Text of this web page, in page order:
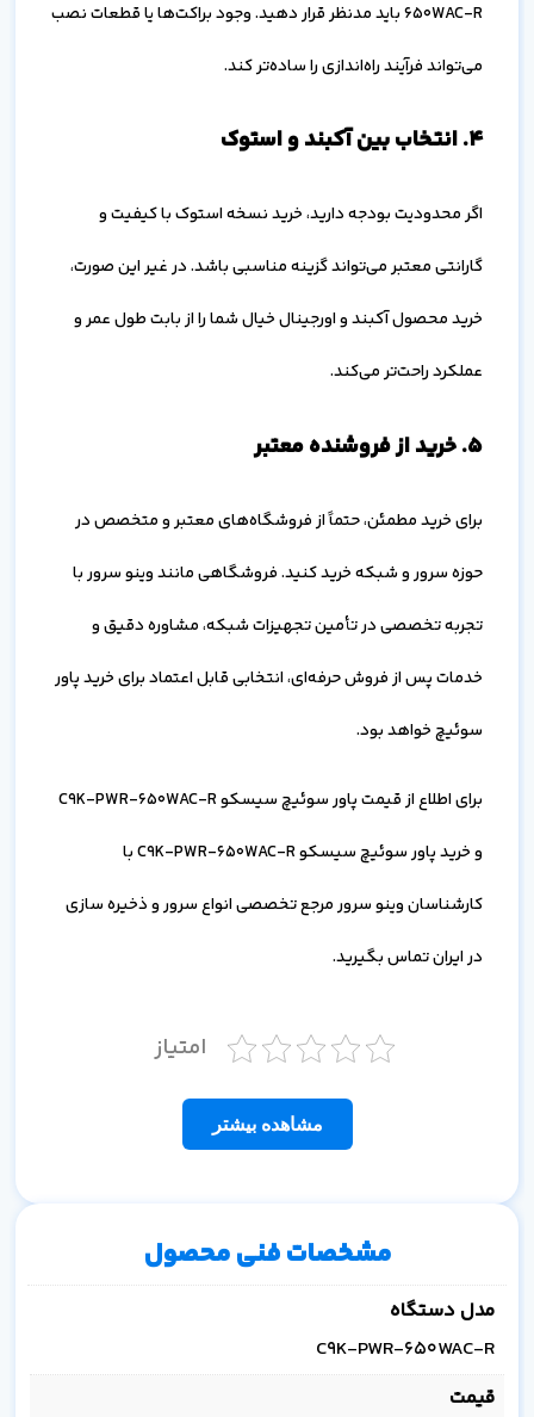
650WAC-R باید مدنظر قرار دهید. وجود براکت‌ها یا قطعات نصب
می‌تواند فرآیند راه‌اندازی را ساده‌تر کند.
۴. انتخاب بین آکبند و استوک
اگر محدودیت بودجه دارید، خرید نسخه استوک با کیفیت و
گارانتی معتبر می‌تواند گزینه مناسبی باشد. در غیر این صورت،
خرید محصول آکبند و اورجینال خیال شما را از بابت طول عمر و
عملکرد راحت‌تر می‌کند.
۵. خرید از فروشنده معتبر
برای خرید مطمئن، حتماً از فروشگاه‌های معتبر و متخصص در
حوزه سرور و شبکه خرید کنید. فروشگاهی مانند وینو سرور با
تجربه تخصصی در تأمین تجهیزات شبکه، مشاوره دقیق و
خدمات پس از فروش حرفه‌ای، انتخابی قابل اعتماد برای خرید پاور
سوئیچ خواهد بود.
برای اطلاع از قیمت پاور سوئیچ سیسکو C9K-PWR-650WAC-R
و خرید پاور سوئیچ سیسکو C9K-PWR-650WAC-R با
کارشناسان وینو سرور مرجع تخصصی انواع سرور و ذخیره سازی
در ایران تماس بگیرید.
امتیاز
مشاهده بیشتر
مشخصات فنی محصول
مدل دستگاه
C9K-PWR-650WAC-R
قیمت